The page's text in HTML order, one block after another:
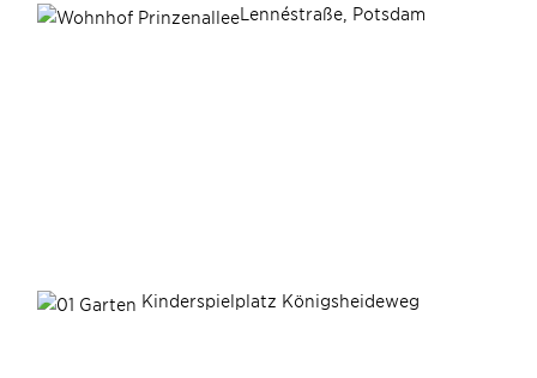
Lennéstraße, Potsdam
Kinderspielplatz Königsheideweg